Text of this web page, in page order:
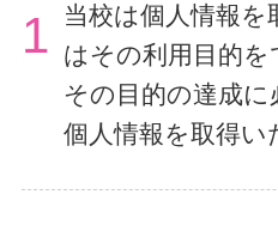
1
当校は個人情報
はその利用目的を
その目的の達成
個人情報を取得い